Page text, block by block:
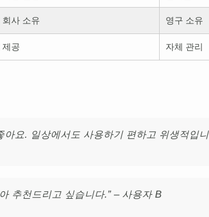
회사 소유 영구 소유
제공 자체 관리
아요. 일상에서도 사용하기 편하고 위생적입
추천드리고 싶습니다.” – 사용자 B